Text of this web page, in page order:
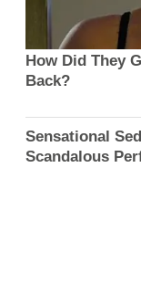
How Did They
Back?
Sensational
Scandalous